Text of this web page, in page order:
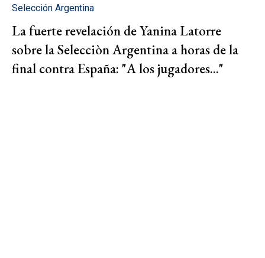
Selección Argentina
La fuerte revelación de Yanina Latorre
sobre la Selecciòn Argentina a horas de la
final contra España: "A los jugadores..."